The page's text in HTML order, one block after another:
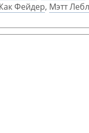
Фейдер, Мэтт